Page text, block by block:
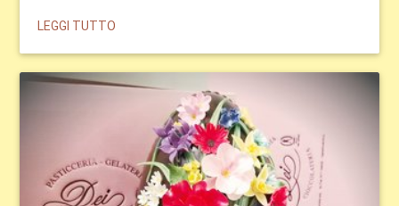
LEGGI TUTTO